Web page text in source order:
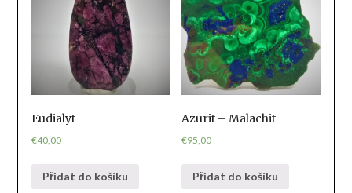
Eudialyt
€40,00
Přidat do košíku
Azurit – Malachit
€95,00
Přidat do košíku